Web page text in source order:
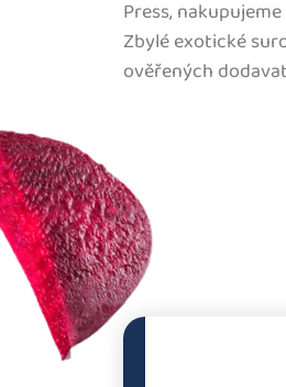
Press,
Zbylé exotické
ověřených